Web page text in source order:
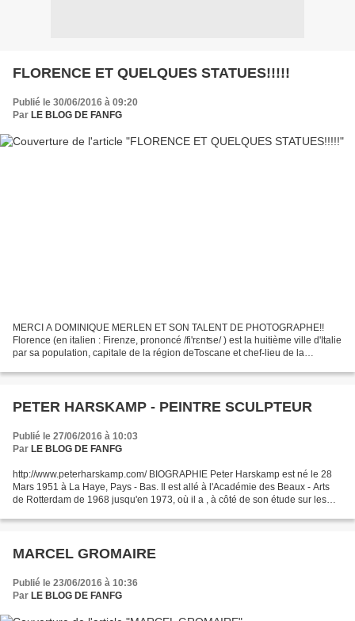
FLORENCE ET QUELQUES STATUES!!!!!
Publié le 30/06/2016 à 09:20
Par LE BLOG DE FANFG
MERCI A DOMINIQUE MERLEN ET SON TALENT DE PHOTOGRAPHE!!
Florence (en italien : Firenze, prononcé /fi'rɛnʦe/ ) est la huitième ville d'Italie
par sa population, capitale de la région deToscane et chef-lieu de la
PETER HARSKAMP - PEINTRE SCULPTEUR
Publié le 27/06/2016 à 10:03
Par LE BLOG DE FANFG
http://www.peterharskamp.com/ BIOGRAPHIE Peter Harskamp est né le 28
Mars 1951 à La Haye, Pays - Bas. Il est allé à l'Académie des Beaux - Arts
de Rotterdam de 1968 jusqu'en 1973, où il a , à côté de son étude sur les
MARCEL GROMAIRE
Publié le 23/06/2016 à 10:36
Par LE BLOG DE FANFG